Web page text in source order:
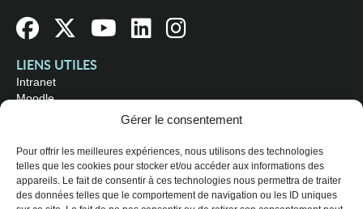
Gérer le consentement
Pour offrir les meilleures expériences, nous utilisons des technologies
telles que les cookies pour stocker et/ou accéder aux informations des
appareils. Le fait de consentir à ces technologies nous permettra de traiter
des données telles que le comportement de navigation ou les ID uniques
LIENS UTILES
Intranet
Moodle
OÙ NOUS TROUVER
Campus principal
3800, rue Sherbrooke Est